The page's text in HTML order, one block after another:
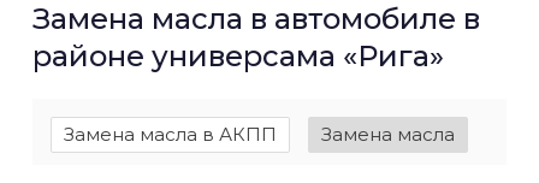
Замена масла в автомобиле в
районе универсама «Рига»
Замена масла в АКПП Замена масла